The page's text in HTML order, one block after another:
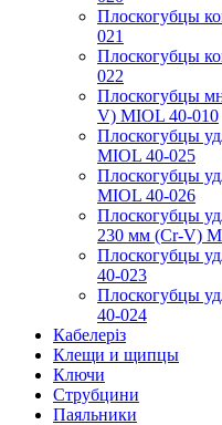
Плоскогубцы
021
Плоскогубцы
022
Плоскогубцы
V) MIOL 40-010
Плоскогубцы
MIOL 40-025
Плоскогубцы
MIOL 40-026
Плоскогубцы
230 мм (Cr-V)
Плоскогубцы
40-023
Плоскогубцы
40-024
Кабелеріз
Клещи и щипцы
Ключи
Струбцини
Паяльники